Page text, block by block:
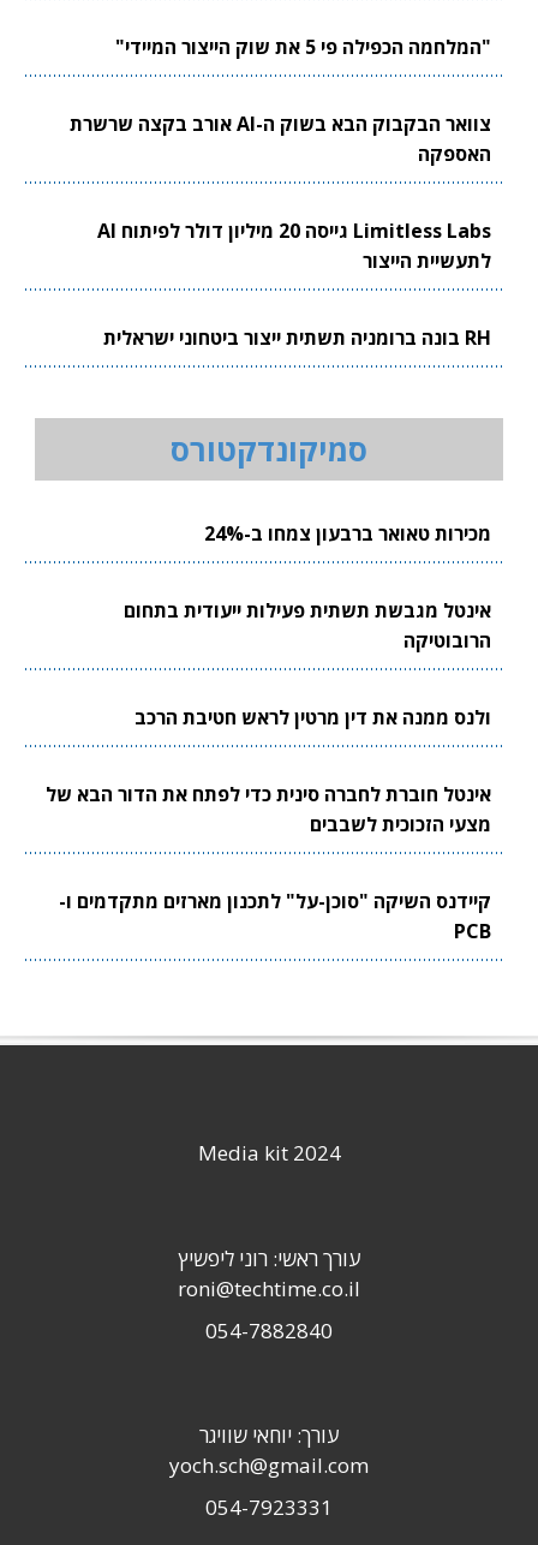
"המלחמה הכפילה פי 5 את שוק הייצור המיידי"
צוואר הבקבוק הבא בשוק ה-AI אורב בקצה שרשרת
האספקה
Limitless Labs גייסה 20 מיליון דולר לפיתוח AI
לתעשיית הייצור
RH בונה ברומניה תשתית ייצור ביטחוני ישראלית
סמיקונדקטורס
מכירות טאואר ברבעון צמחו ב-24%
אינטל מגבשת תשתית פעילות ייעודית בתחום
הרובוטיקה
ולנס ממנה את דין מרטין לראש חטיבת הרכב
אינטל חוברת לחברה סינית כדי לפתח את הדור הבא של
מצעי הזכוכית לשבבים
קיידנס השיקה "סוכן-על" לתכנון מארזים מתקדמים ו-
PCB
Media kit 2024
עורך ראשי: רוני ליפשיץ
roni@techtime.co.il
054-7882840
עורך: יוחאי שוויגר
yoch.sch@gmail.com
054-7923331